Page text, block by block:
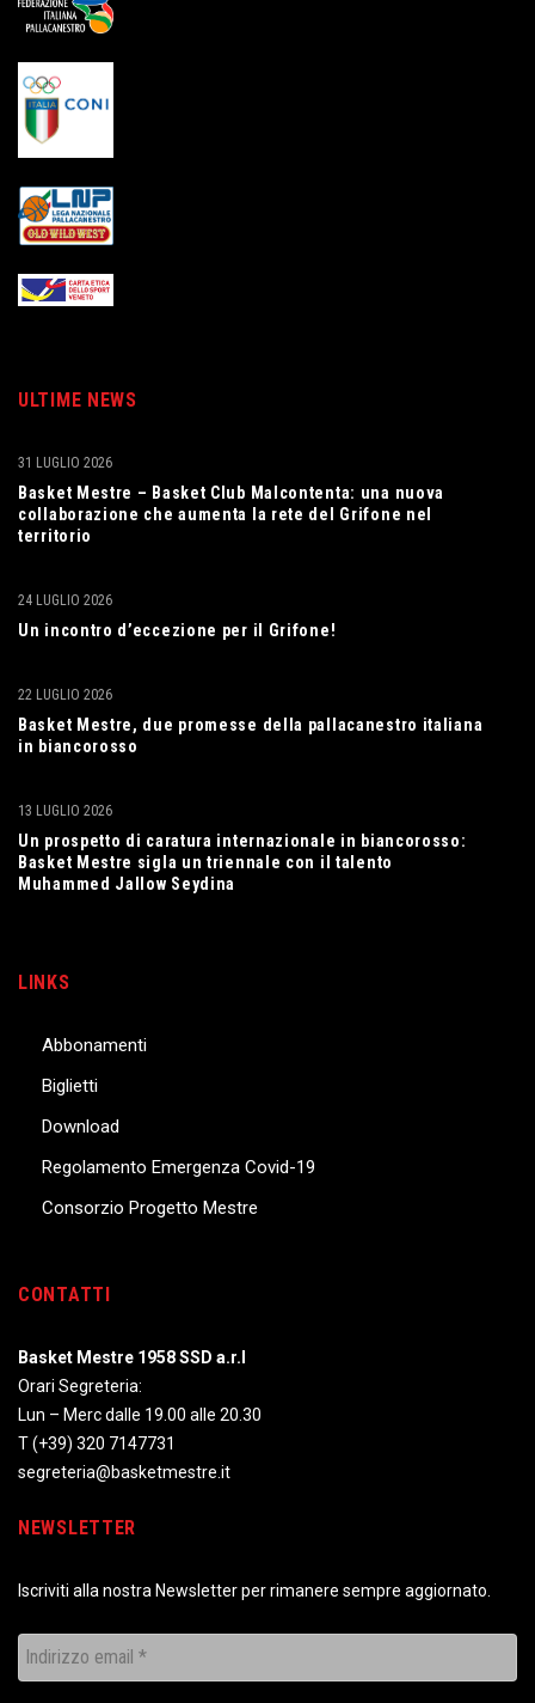
ULTIME NEWS
Basket Mestre – Basket Club Malcontenta: una nuova
collaborazione che aumenta la rete del Grifone nel
territorio
31 LUGLIO 2026
Un incontro d’eccezione per il Grifone!
24 LUGLIO 2026
Basket Mestre, due promesse della pallacanestro italiana
in biancorosso
22 LUGLIO 2026
Un prospetto di caratura internazionale in biancorosso:
Basket Mestre sigla un triennale con il talento
Muhammed Jallow Seydina
13 LUGLIO 2026
LINKS
Abbonamenti
Biglietti
Download
Regolamento Emergenza Covid-19
Consorzio Progetto Mestre
CONTATTI
Basket Mestre 1958 SSD a.r.l
Orari Segreteria:
Lun – Merc dalle 19.00 alle 20.30
T(+39) 320 7147731
segreteria@basketmestre.it
NEWSLETTER
Iscriviti alla nostra Newsletter per rimanere sempre aggiornato.